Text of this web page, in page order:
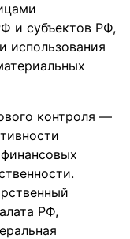
и субъектов РФ,
использования
контроля —
РФ,